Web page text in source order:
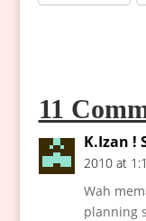
11
K.Izan !
2010 at
Wah
planning